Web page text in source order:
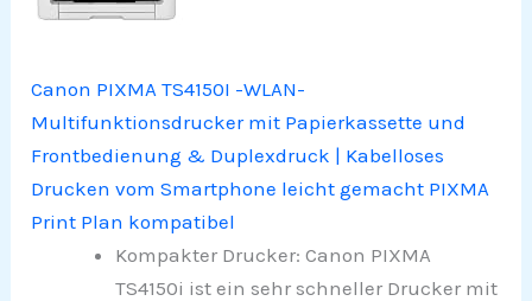
Canon PIXMA TS4150I -WLAN-
Multifunktionsdrucker mit Papierkassette und
Frontbedienung & Duplexdruck | Kabelloses
Drucken vom Smartphone leicht gemacht PIXMA
Print Plan kompatibel
Kompakter Drucker: Canon PIXMA
TS4150i ist ein sehr schneller Drucker mit